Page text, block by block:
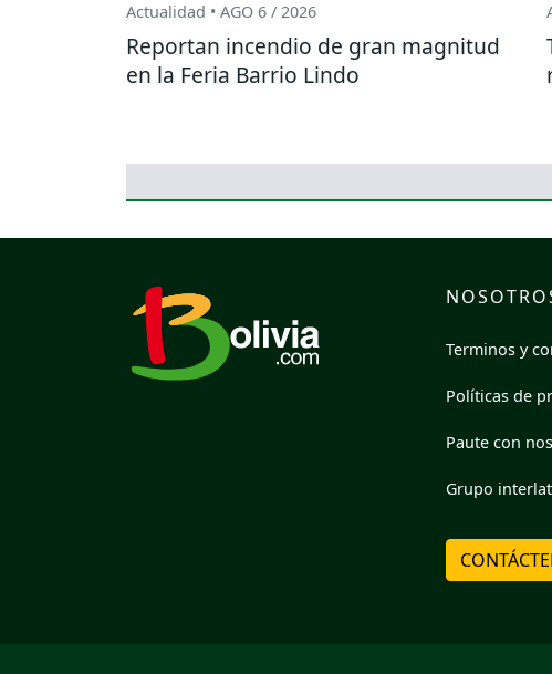
Actualidad • AGO 6 / 2026
Reportan incendio de gran magnitud
en la Feria Barrio Lindo
Terminos y
Políticas de
Paute con
Grupo